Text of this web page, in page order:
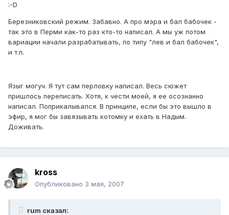
:-D
Березниковский режим. Забавно. А про мэра и бал бабочек -
так это в Перми как-то раз кто-то написал. А мы уж потом
вариации начали разрабатывать, по типу "лев и бал бабочек",
и т.п.
Языг могуч. Я тут сам перловку написал. Весь сюжет
пришлось переписать. Хотя, к чести моей, я ее осознанно
написал. Поприкалывался. В принципе, если бы это вышло в
эфир, я мог бы завязывать котомку и ехать в Надым.
Доживать.
kross
Опубликовано 3 мая, 2007
rum сказал: